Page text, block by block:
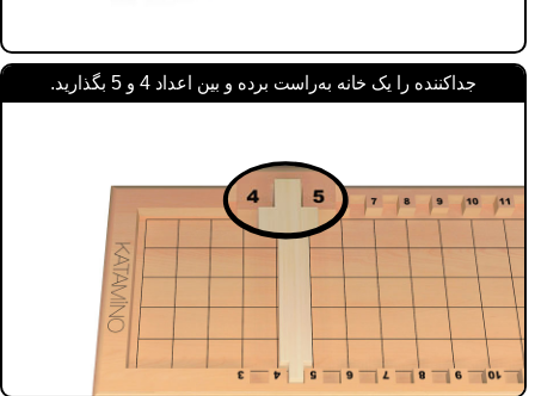
جداکننده را یک خانه به‌راست برده و بین اعداد 4 و 5 بگذارید.